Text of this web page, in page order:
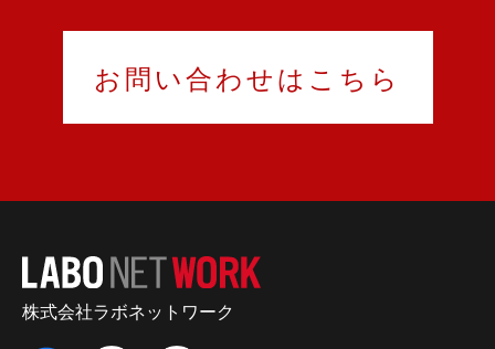
お問い合わせはこちら
株式会社ラボネットワーク